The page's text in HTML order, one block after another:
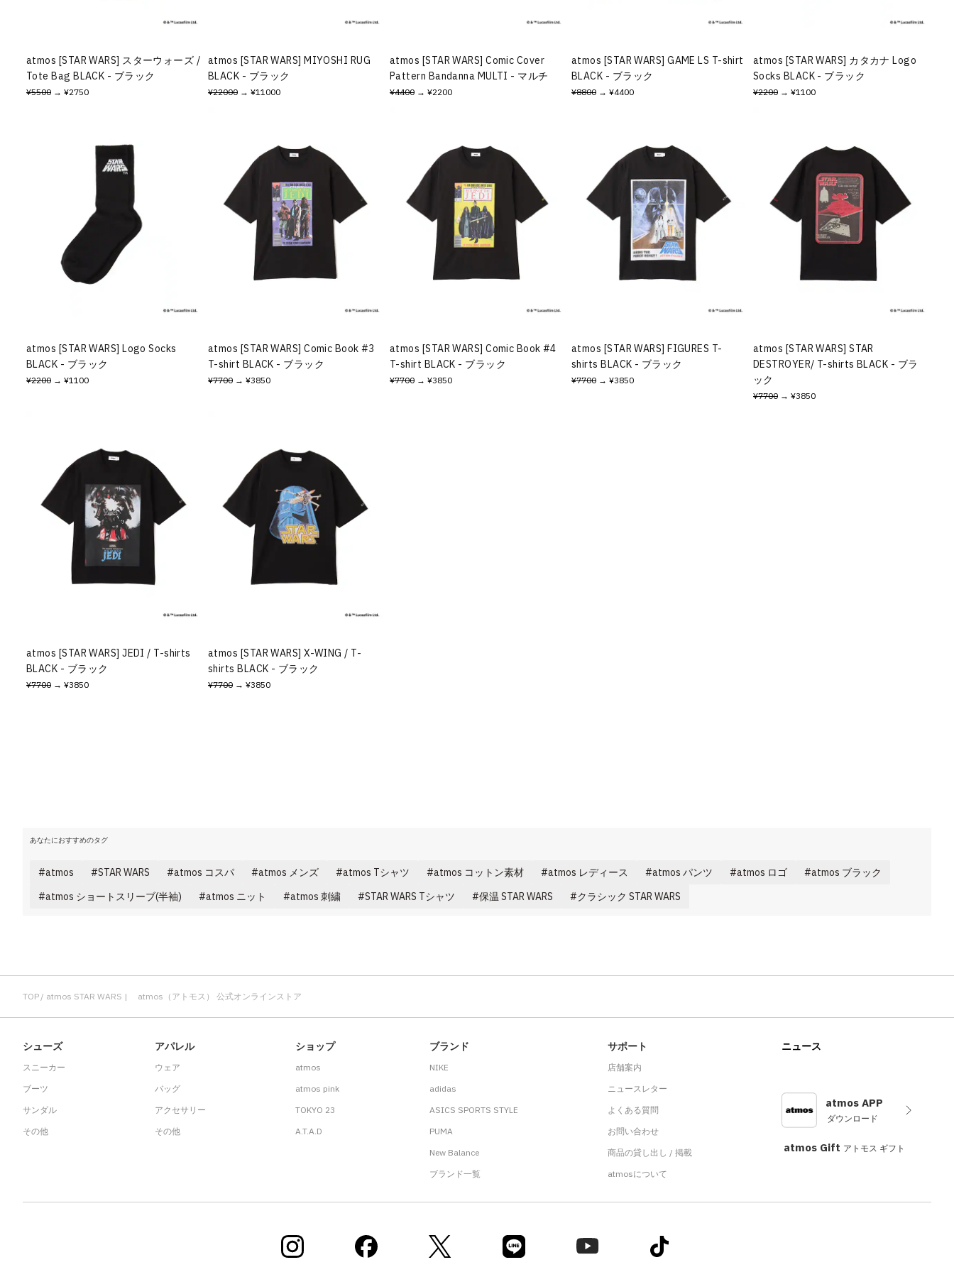
atmos [STAR WARS] スターウォーズ /
Tote Bag BLACK - ブラック
¥5500 → ¥2750
atmos [STAR WARS] MIYOSHI RUG
BLACK - ブラック
¥22000 → ¥11000
atmos [STAR WARS] Comic Cover
Pattern Bandanna MULTI - マルチ
¥4400 → ¥2200
atmos [STAR WARS] GAME LS T-shirt
BLACK - ブラック
¥8800 → ¥4400
atmos [STAR WARS] カタカナ Logo
Socks BLACK - ブラック
¥2200 → ¥1100
atmos [STAR WARS] Logo Socks
BLACK - ブラック
¥2200 → ¥1100
atmos [STAR WARS] Comic Book #3
T-shirt BLACK - ブラック
¥7700 → ¥3850
atmos [STAR WARS] Comic Book #4
T-shirt BLACK - ブラック
¥7700 → ¥3850
atmos [STAR WARS] FIGURES T-
shirts BLACK - ブラック
¥7700 → ¥3850
atmos [STAR WARS] STAR
DESTROYER/ T-shirts BLACK - ブラ
ック
¥7700 → ¥3850
atmos [STAR WARS] JEDI / T-shirts
BLACK - ブラック
¥7700 → ¥3850
atmos [STAR WARS] X-WING / T-
shirts BLACK - ブラック
¥7700 → ¥3850
あなたにおすすめのタグ
atmos STAR WARS atmos コスパ atmos メンズ atmos Tシャツ atmos コットン素材 atmos レディース atmos パンツ atmos ロゴ
atmos ブラック
atmos ショートスリーブ(半袖)
atmos ニット atmos 刺繍 STAR WARS Tシャツ 保温 STAR WARS クラシック STAR WARS
TOP atmos STAR WARS | atmos（アトモス） 公式オンラインストア
シューズ
スニーカー
ブーツ
サンダル
その他
アパレル
ウェア
バッグ
アクセサリー
その他
ショップ
atmos
atmos pink
TOKYO 23
A.T.A.D
ブランド
NIKE
adidas
ASICS SPORTS STYLE
PUMA
New Balance
ブランド一覧
サポート
店舗案内
ニュースレター
よくある質問
お問い合わせ
商品の貸し出し / 掲載
atmosについて
ニュース
atmos APP
ダウンロード
atmos Gift アトモス ギフト